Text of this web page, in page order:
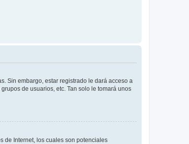
Sin embargo, estar registrado le dará acceso a
de usuarios, etc. Tan solo le tomará unos
de Internet, los cuales son potenciales